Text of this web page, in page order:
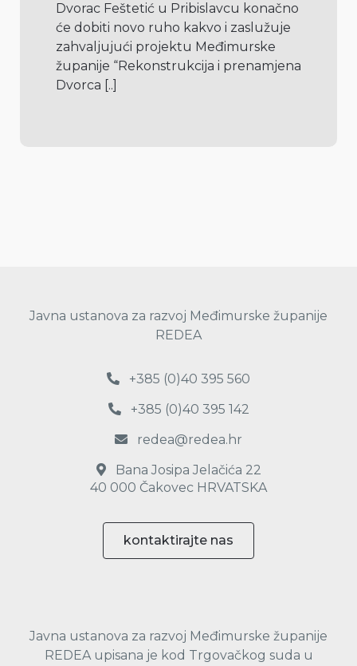
Dvorac Feštetić u Pribislavcu konačno
će dobiti novo ruho kakvo i zaslužuje
zahvaljujući projektu Međimurske
županije “Rekonstrukcija i prenamjena
Dvorca [..]
Javna ustanova za razvoj Međimurske županije
REDEA
+385 (0)40 395 560
+385 (0)40 395 142
redea@redea.hr
Bana Josipa Jelačića 22
40 000 Čakovec HRVATSKA
kontaktirajte nas
Javna ustanova za razvoj Međimurske županije
REDEA upisana je kod Trgovačkog suda u